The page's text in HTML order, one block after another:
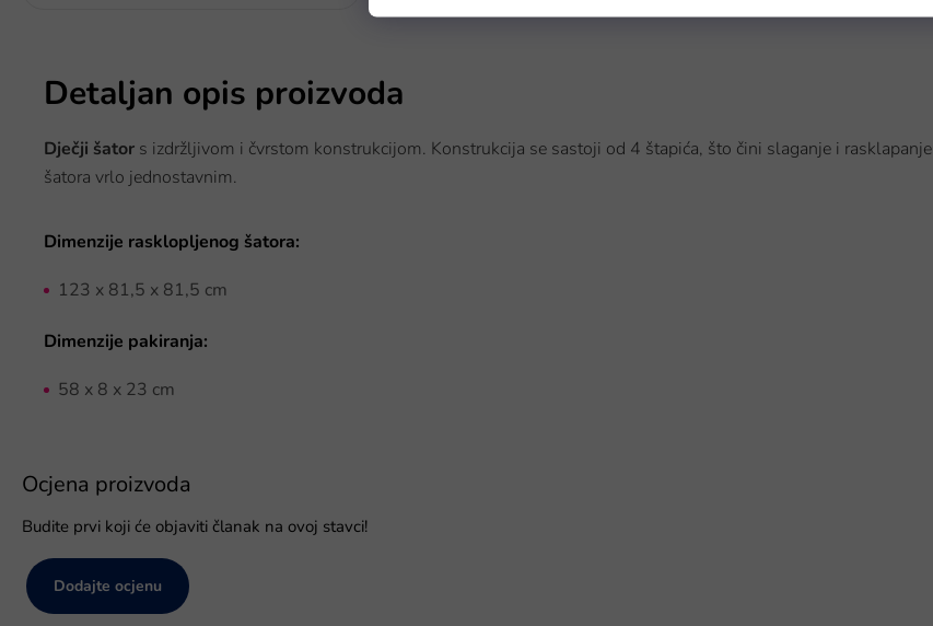
Detaljan opis proizvoda
Dječji šator s izdržljivom i čvrstom konstrukcijom. Konstrukcija se sastoji od 4 štapića, što čini slaganje i rasklapanje
šatora vrlo jednostavnim.
Dimenzije rasklopljenog šatora:
123 x 81,5 x 81,5 cm
Dimenzije pakiranja:
58 x 8 x 23 cm
Ocjena proizvoda
Budite prvi koji će objaviti članak na ovoj stavci!
Dodajte ocjenu